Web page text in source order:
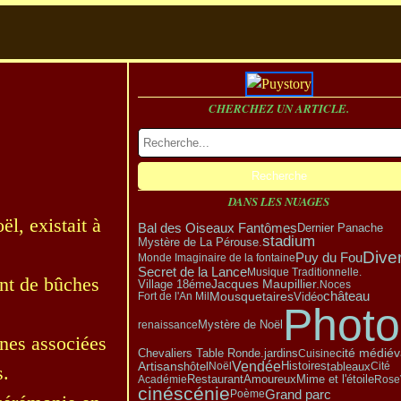
existait à
de bûches
associées
CHERCHEZ UN ARTICLE.
DANS LES NUAGES
Bal des Oiseaux Fantômes Dernier Panache
Mystère de La Pérouse. stadium
Monde Imaginaire de la fontainePuy du Fou
Secret de la LanceMusique Traditionnelle.
Village 18émeJacques Maupillier.Noces
Fort de l'An Mil MousquetairesVidéochâteau
renaissance Mystère de Noël Photo
Chevaliers Table Ronde. jardinsCuisinecité
Artisanshôtel Noël VendéeHistoirestableauxCité
Académie RestaurantAmoureux Mime et l'étoileRose
cinéscénie PoèmeGrand parc